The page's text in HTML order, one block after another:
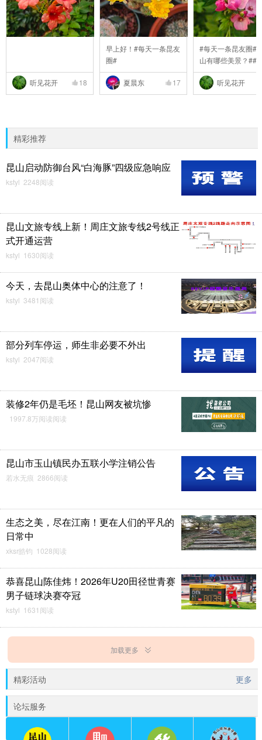
听见花开 18
早上好！#每天一条昆友
圈#
夏晨东 17
#每天一条昆友圈
山有哪些美景？##
..
听见花开
精彩推荐
昆山启动防御台风“白海豚”四级应急响应
kstyl 2248阅读
昆山文旅专线上新！周庄文旅专线2号线正
式开通运营
kstyl 1630阅读
今天，去昆山奥体中心的注意了！
kstyl 3481阅读
部分列车停运，师生非必要不外出
kstyl 2047阅读
装修2年仍是毛坯！昆山网友被坑惨
1997.8万阅读阅读
昆山市玉山镇民办五联小学注销公告
若水无痕 2866阅读
生态之美，尽在江南！更在人们的平凡的
日常中
xksr皓钧 1028阅读
恭喜昆山陈佳炜！2026年U20田径世青赛
男子链球决赛夺冠
kstyl 1631阅读
加载更多
精彩活动 更多
论坛服务